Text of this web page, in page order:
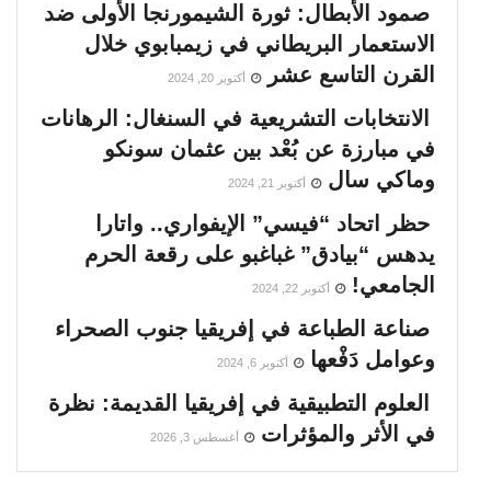
صمود الأبطال: ثورة الشيمورنجا الأولى ضد
الاستعمار البريطاني في زيمبابوي خلال
القرن التاسع عشر
أكتوبر 20, 2024
الانتخابات التشريعية في السنغال: الرهانات
في مبارزة عن بُعْد بين عثمان سونكو
وماكي سال
أكتوبر 21, 2024
حظر اتحاد “فيسي” الإيفواري.. واتارا
يدهس “بيادق” غباغبو على رقعة الحرم
الجامعي!
أكتوبر 22, 2024
صناعة الطباعة في إفريقيا جنوب الصحراء
وعوامل دَفْعها
أكتوبر 6, 2024
العلوم التطبيقية في إفريقيا القديمة: نظرة
في الأثر والمؤثرات
أغسطس 3, 2026